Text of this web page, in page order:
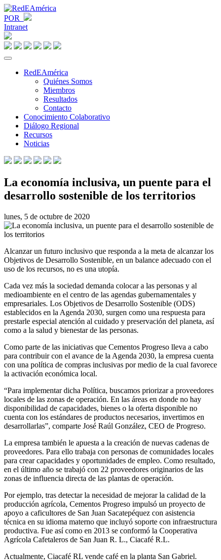
POR
Intranet
RedEAmérica
Quiénes Somos
Miembros
Resultados
Contacto
Conocimiento Colaborativo
Diálogo Regional
Recursos
Noticias
La economía inclusiva, un puente para el
desarrollo sostenible de los territorios
lunes, 5 de octubre de 2020
Alcanzar un futuro inclusivo que responda a la meta de alcanzar los
Objetivos de Desarrollo Sostenible, en un balance adecuado con el
uso de los recursos, no es una utopía.
Cada vez más la sociedad demanda colocar a las personas y al
medioambiente en el centro de las agendas gubernamentales y
empresariales. Los Objetivos de Desarrollo Sostenible (ODS)
establecidos en la Agenda 2030, surgen como una respuesta para
prestarle especial atención al cuidado y preservación del planeta, así
como a la salud y bienestar de las personas.
Como parte de las iniciativas que Cementos Progreso lleva a cabo
para contribuir con el avance de la Agenda 2030, la empresa cuenta
con una política de compras inclusivas por medio de la cual favorece
la activación económica local.
“Para implementar dicha Política, buscamos priorizar a proveedores
locales de las zonas de operación. En las áreas en donde no hay
disponibilidad de capacidades, bienes o la oferta disponible no
cuenta con los estándares de productos necesarios, invertimos en
desarrollarlas”, comparte José Raúl González, CEO de Progreso.
La empresa también le apuesta a la creación de nuevas cadenas de
proveedores. Para ello trabaja con personas de comunidades locales
para crear capacidades y oportunidades de empleo. Como resultado,
en el último año se trabajó con 22 proveedores originarios de las
zonas de influencia directa de las plantas de operación.
Por ejemplo, tras detectar la necesidad de mejorar la calidad de la
producción agrícola, Cementos Progreso impulsó un proyecto de
apoyo a caficultores de San Juan Sacatepéquez con asistencia
técnica en su idioma materno que incluyó soporte con infraestructura
productiva. Fue así como en 2013 se conformó la Cooperativa
Agrícola Cafetaleros de San Juan R. L., Ciacafé R.L.
Actualmente, Ciacafé RL vende café en la planta San Gabriel.